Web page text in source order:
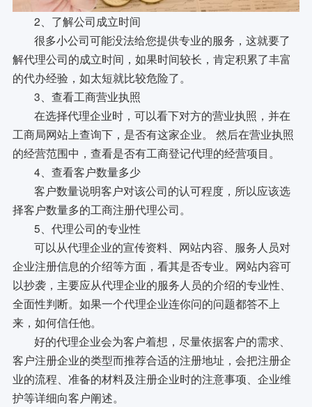
2、了解公司成立时间
很多小公司可能没法给您提供专业的服务，这就要了
解代理公司的成立时间，如果时间较长，肯定积累了丰富
的代办经验，如太短就比较危险了。
3、查看工商营业执照
在选择代理企业时，可以看下对方的营业执照，并在
工商局网站上查询下，是否有这家企业。 然后在营业执照
的经营范围中，查看是否有工商登记代理的经营项目。
4、查看客户数量多少
客户数量说明客户对该公司的认可程度，所以应该选
择客户数量多的工商注册代理公司。
5、代理公司的专业性
可以从代理企业的宣传资料、网站内容、服务人员对
企业注册信息的介绍等方面，看其是否专业。网站内容可
以抄袭，主要应从代理企业的服务人员的介绍的专业性、
全面性判断。如果一个代理企业连你问的问题都答不上
来，如何信任他。
好的代理企业会为客户着想，尽量依据客户的需求、
客户注册企业的类型而推荐合适的注册地址，会把注册企
业的流程、准备的材料及注册企业时的注意事项、企业维
护等详细向客户阐述。